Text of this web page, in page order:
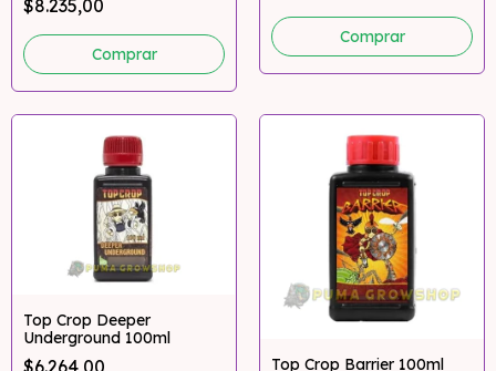
$8.235,00
Comprar
Top Crop Deeper
Underground 100ml
Top Crop Barrier 100ml